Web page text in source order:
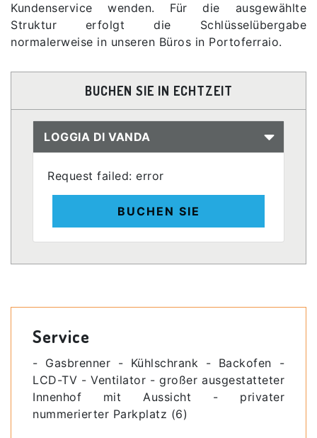
Kundenservice wenden. Für die ausgewählte
Struktur erfolgt die Schlüsselübergabe
normalerweise in unseren Büros in Portoferraio.
BUCHEN SIE IN ECHTZEIT
LOGGIA DI VANDA
Request failed: error
BUCHEN SIE
Service
- Gasbrenner - Kühlschrank - Backofen -
LCD-TV - Ventilator - großer ausgestatteter
Innenhof mit Aussicht - privater
nummerierter Parkplatz (6)